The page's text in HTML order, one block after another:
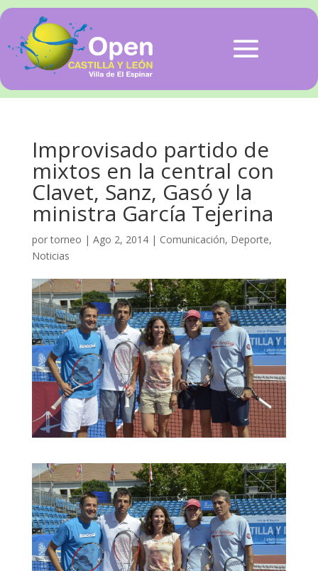
Improvisado partido de
mixtos en la central con
Clavet, Sanz, Gasó y la
ministra García Tejerina
portorneo | Ago 2, 2014| Comunicación, Deporte,
Noticias